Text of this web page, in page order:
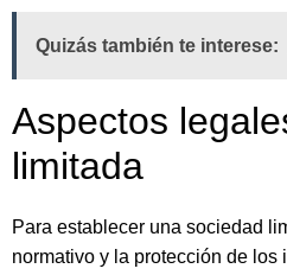
Quizás también te interese:
Aspectos
limitada
Para establecer una sociedad
normativo y la protección de